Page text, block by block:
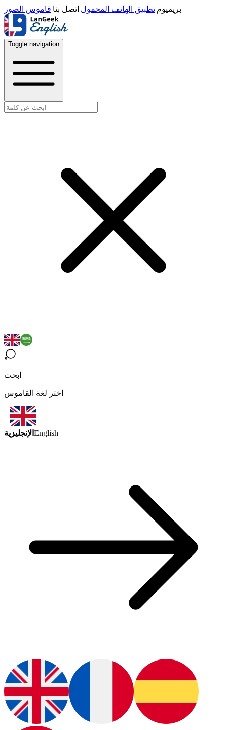
بريميوم|تطبيق الهاتف المحمول| اتصل بنا|قاموس الصور
Toggle navigation
ابحث
اختر لغة القاموس
الإنجليزية English